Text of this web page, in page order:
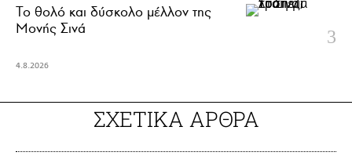
Το θολό και δύσκολο μέλλον της
Μονής Σινά
4.8.2026
ΣΧΕΤΙΚΑ ΑΡΘΡΑ